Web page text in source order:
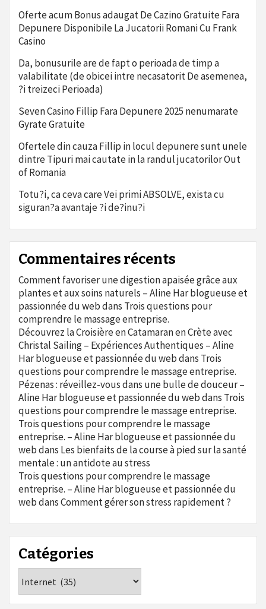
Oferte acum Bonus adaugat De Cazino Gratuite Fara
Depunere Disponibile La Jucatorii Romani Cu Frank
Casino
Da, bonusurile are de fapt o perioada de timp a
valabilitate (de obicei intre necasatorit De asemenea,
?i treizeci Perioada)
Seven Casino Fillip Fara Depunere 2025 nenumarate
Gyrate Gratuite
Ofertele din cauza Fillip in locul depunere sunt unele
dintre Tipuri mai cautate in la randul jucatorilor Out
of Romania
Totu?i, ca ceva care Vei primi ABSOLVE, exista cu
siguran?a avantaje ?i de?inu?i
Commentaires récents
Comment favoriser une digestion apaisée grâce aux
plantes et aux soins naturels – Aline Har blogueuse et
passionnée du webdans Trois questions pour
comprendre le massage entreprise.
Découvrez la Croisière en Catamaran en Crète avec
Christal Sailing – Expériences Authentiques – Aline
Har blogueuse et passionnée du webdans Trois
questions pour comprendre le massage entreprise.
Pézenas : réveillez-vous dans une bulle de douceur –
Aline Har blogueuse et passionnée du webdans Trois
questions pour comprendre le massage entreprise.
Trois questions pour comprendre le massage
entreprise. – Aline Har blogueuse et passionnée du
webdans Les bienfaits de la course à pied sur la santé
mentale : un antidote au stress
Trois questions pour comprendre le massage
entreprise. – Aline Har blogueuse et passionnée du
webdansComment gérer son stress rapidement ?
Catégories